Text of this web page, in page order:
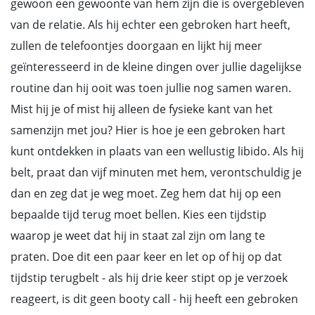
gewoon een gewoonte van hem zijn die is overgebleven
van de relatie. Als hij echter een gebroken hart heeft,
zullen de telefoontjes doorgaan en lijkt hij meer
geïnteresseerd in de kleine dingen over jullie dagelijkse
routine dan hij ooit was toen jullie nog samen waren.
Mist hij je of mist hij alleen de fysieke kant van het
samenzijn met jou? Hier is hoe je een gebroken hart
kunt ontdekken in plaats van een wellustig libido. Als hij
belt, praat dan vijf minuten met hem, verontschuldig je
dan en zeg dat je weg moet. Zeg hem dat hij op een
bepaalde tijd terug moet bellen. Kies een tijdstip
waarop je weet dat hij in staat zal zijn om lang te
praten. Doe dit een paar keer en let op of hij op dat
tijdstip terugbelt - als hij drie keer stipt op je verzoek
reageert, is dit geen booty call - hij heeft een gebroken